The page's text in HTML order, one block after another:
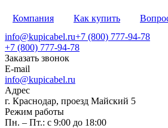
Компания Как купить
info@kupicabel.ru+7 (800) 777-94-78
+7 (800) 777-94-78
Заказать звонок
E-mail
info@kupicabel.ru
Адрес
г. Краснодар, проезд Майский 5
Режим работы
Пн. – Пт.: с 9:00 до 18:00